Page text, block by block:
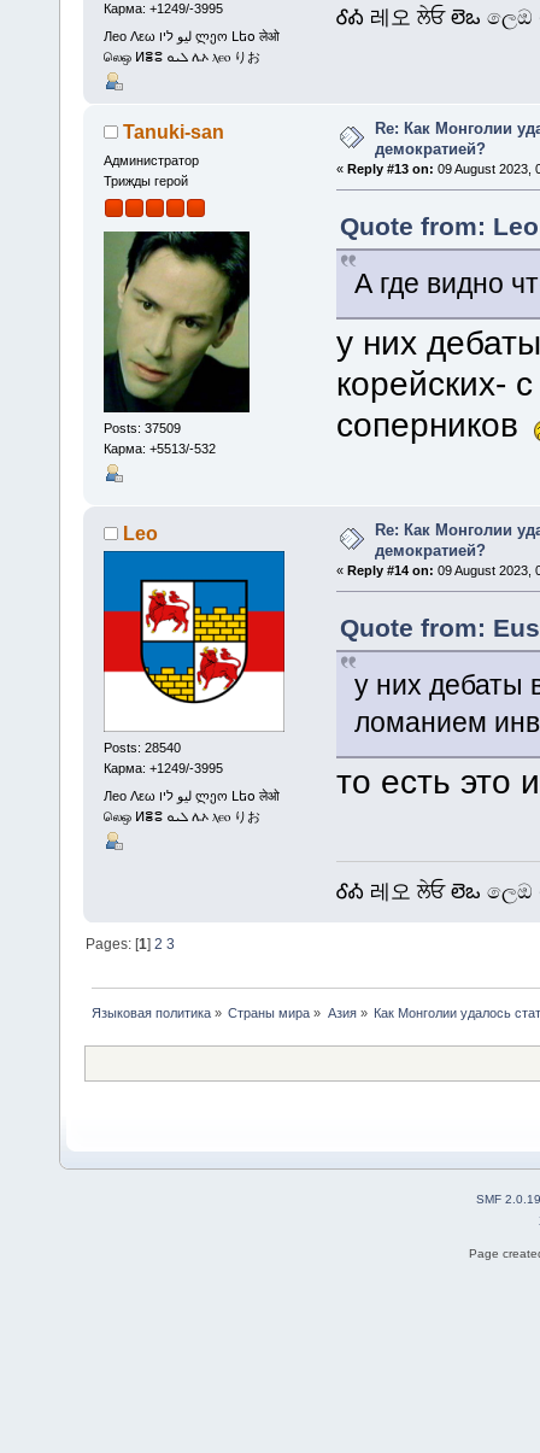
Карма: +1249/-3995
Лео Λεω ليو ליו ლეო Լեօ लेओ
லெஒ ⵍⴻⵓ ܠܝܘ ሌኦ ⲗⲉⲟ りお
ᎴᎣ 레오 ਲੇਓ లెఒ
Tanuki-san
Администратор
Трижды герой
Posts: 37509
Карма: +5513/-532
Re: Как Монголии
демократией?
« Reply #13 on: 09 August 2023,
Quote from:
А где видно
у них
корейских-
соперников
Leo
Posts: 28540
Карма: +1249/-3995
Лео Λεω ليو ליו ლეო Լեօ लेओ
லெஒ ⵍⴻⵓ ܠܝܘ ሌኦ ⲗⲉⲟ りお
Re: Как Монголии
демократией?
« Reply #14 on: 09 August 2023,
Quote from:
у них дебаты
ломанием
то есть это
ᎴᎣ 레오 ਲੇਓ లెఒ
Pages: [1]2 3
Языковая политика» Страны мира » Азия» Как Монголии удалось
SMF 2.0.19
Page